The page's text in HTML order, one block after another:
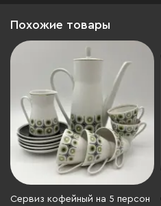
Похожие товары
Сервиз кофейный на 5 персон